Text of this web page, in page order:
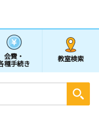
会費・
種手続き
教室検索